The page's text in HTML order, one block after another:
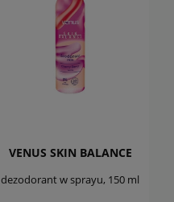
VENUS SKIN BALANCE
dezodorant w sprayu, 150 ml